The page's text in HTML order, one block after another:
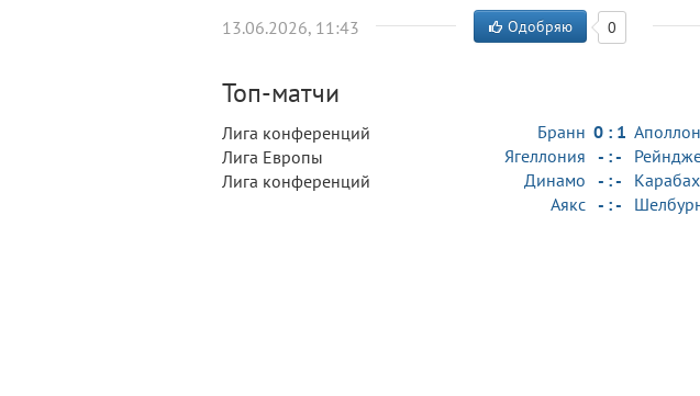
13.06.2026, 11:43 Одобряю 0
Топ-матчи
Лига конференций Бранн Аполлон
0 : 1
Лига Европы Ягеллония - : -
Лига конференций Динамо Карабах
- : -
Аякс - : -